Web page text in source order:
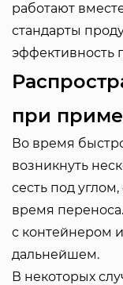
работают
стандарты
эффективность
при
Во время
возникнуть
сесть под
время
с контейнером
дальнейшем.
В некоторых